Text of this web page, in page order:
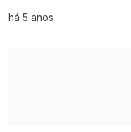
há 5 anos